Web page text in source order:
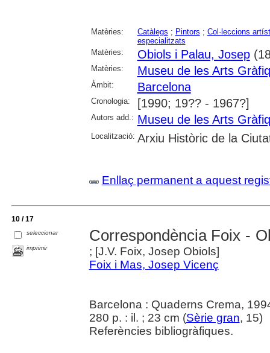
Matèries: Catàlegs ; Pintors ; Col·leccions
especialitzats
Matèries:
Obiols i Palau, Josep
Matèries: Museu de les Arts
Àmbit: Barcelona
Cronologia: [1990; 19?? - 1967?]
Autors add.: Museu de les Arts
Localització: Arxiu Històric de la
Enllaç permanent a aquest
10 / 17
seleccionar
imprimir
Correspondència Foix -
; [J.V. Foix, Josep Obiols]
Foix i Mas, Josep Vicenç
Barcelona : Quaderns Crema,
280 p. : il. ; 23 cm (Sèrie gran, 15)
Referències bibliogràfiques.